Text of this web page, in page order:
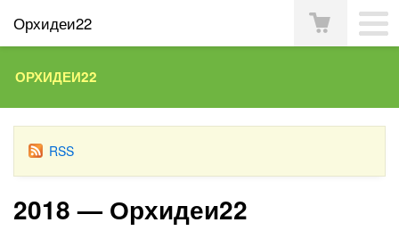
Орхидеи22
ОРХИДЕИ22
RSS
2018 — Орхидеи22